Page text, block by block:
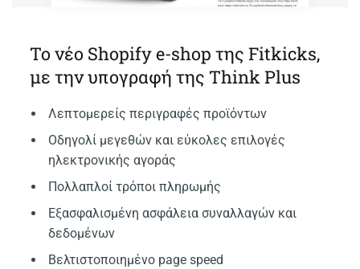
Το νέο Shopify e-shop της Fitkicks,
με την υπογραφή της Think Plus
Λεπτομερείς περιγραφές προϊόντων
Οδηγολί μεγεθών και εύκολες επιλογές
ηλεκτρονικής αγοράς
Πολλαπλοί τρόποι πληρωμής
Εξασφαλισμένη ασφάλεια συναλλαγών και
δεδομένων
Βελτιστοποιημένο page speed